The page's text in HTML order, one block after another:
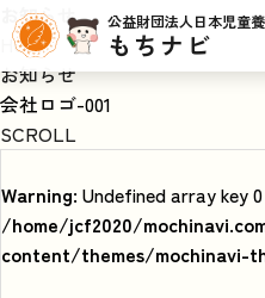
公益財団法人日本児童
もちナビ
お知らせ
HOME
お知らせ
会社ロゴ-001
SCROLL
Warning: Undefined array key
/home/jcf2020/
content/themes/mochinavi-